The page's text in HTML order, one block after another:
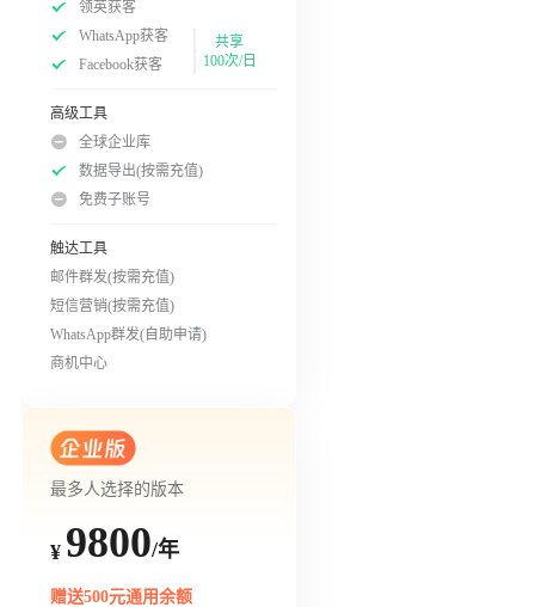
领英获客
WhatsApp获客
Facebook获客
共享
100次/日
高级工具
全球企业库
数据导出(按需充值)
免费子账号
触达工具
邮件群发(按需充值)
短信营销(按需充值)
WhatsApp群发(自助申请)
商机中心
最多人选择的版本
¥ 9800/年
赠送500元通用余额